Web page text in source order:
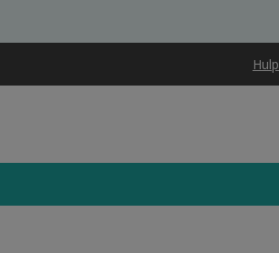
Hulp